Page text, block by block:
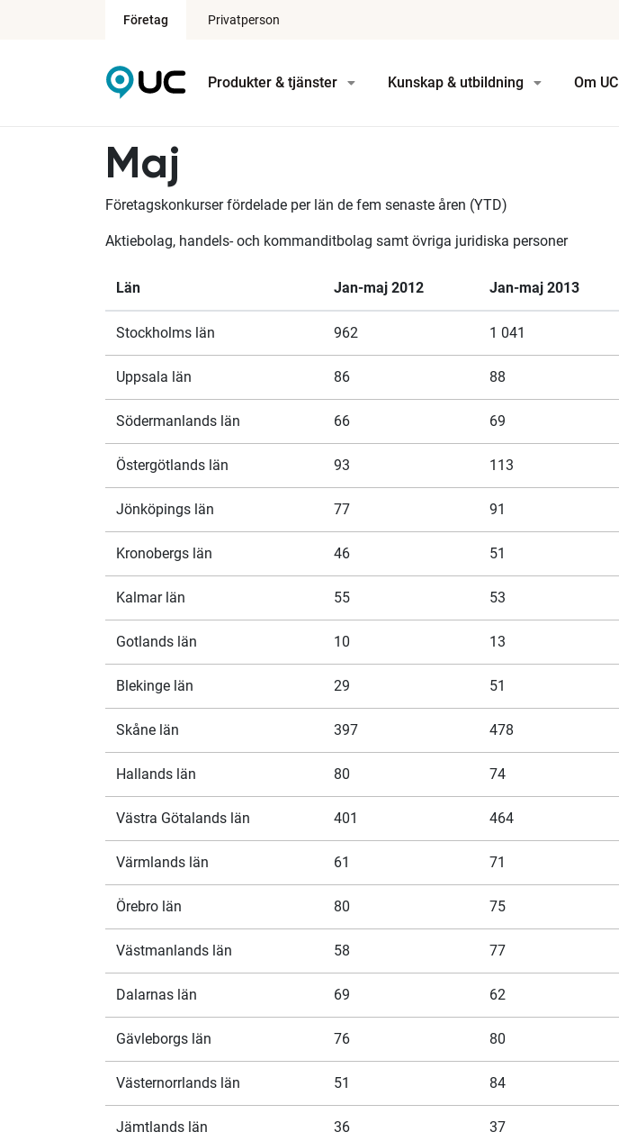
Företag Privatperson
Produkter & tjänster Kunskap & utbildning Om UC
Maj
Företagskonkurser fördelade per län de fem senaste åren (YTD)
Aktiebolag, handels- och kommanditbolag samt övriga juridiska personer
Län Jan-maj 2012 Jan-maj 2013
Stockholms län 962 1 041
Uppsala län 86 88
Södermanlands län 66 69
Östergötlands län 93 113
Jönköpings län 77 91
Kronobergs län 46 51
Kalmar län 55 53
Gotlands län 10 13
Blekinge län 29 51
Skåne län 397 478
Hallands län 80 74
Västra Götalands län 401 464
Värmlands län 61 71
Örebro län 80 75
Västmanlands län 58 77
Dalarnas län 69 62
Gävleborgs län 76 80
Västernorrlands län 51 84
Jämtlands län 36 37